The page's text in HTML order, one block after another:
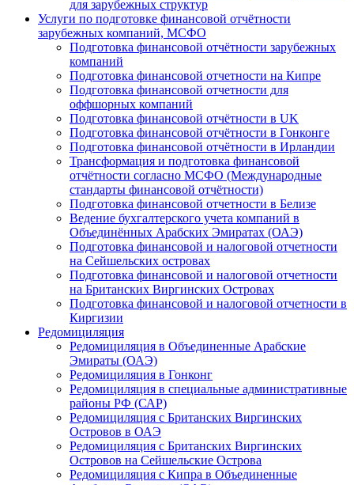
для зарубежных структур
Услуги по подготовке финансовой отчётности
зарубежных компаний, МСФО
Подготовка финансовой отчётности зарубежных
компаний
Подготовка финансовой отчетности на Кипре
Подготовка финансовой отчетности для
оффшорных компаний
Подготовка финансовой отчётности в UK
Подготовка финансовой отчётности в Гонконге
Подготовка финансовой отчётности в Ирландии
Трансформация и подготовка финансовой
отчётности согласно МСФО (Международные
стандарты финансовой отчётности)
Подготовка финансовой отчетности в Белизе
Ведение бухгалтерского учета компаний в
Объединённых Арабских Эмиратах (ОАЭ)
Подготовка финансовой и налоговой отчетности
на Сейшельских островах
Подготовка финансовой и налоговой отчетности
на Британских Виргинских Островах
Подготовка финансовой и налоговой отчетности в
Киргизии
Редомициляция
Редомициляция в Объединенные Арабские
Эмираты (ОАЭ)
Редомициляция в Гонконг
Редомициляция в специальные административные
районы РФ (САР)
Редомициляция с Британских Виргинских
Островов в ОАЭ
Редомициляция с Британских Виргинских
Островов на Сейшельские Острова
Редомициляция с Кипра в Объединенные